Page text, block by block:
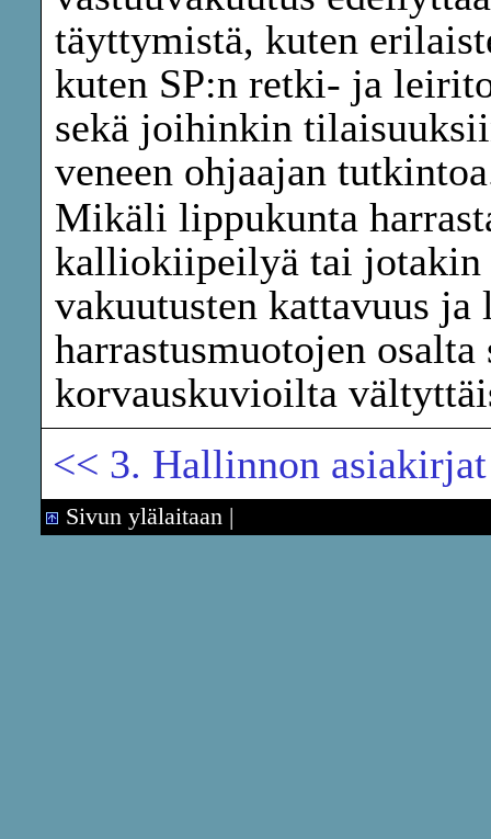
täyttymistä, kuten
kuten SP:n retki- ja
sekä joihinkin
veneen ohjaajan
Mikäli lippukunta
kalliokiipeilyä tai jotakin
vakuutusten kattavuus ja
harrastusmuotojen
korvauskuvioilta
<< 3. Hallinnon asiakirjat
Sivun ylälaitaan |